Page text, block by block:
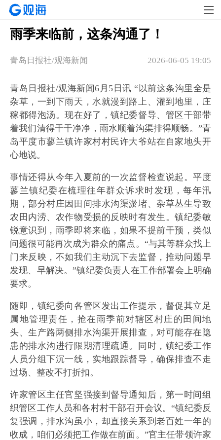
雨季来临前，这条沟通了！
2026-06-05 19:05
青岛日报社/观海新闻
青岛日报社/观海新闻6月5日讯 “以前这条沟里全是
杂草，一到下雨天，水就漫到路上、灌到地里，庄
稼都得泡汤。现在好了，镇纪委督导、管区干部带
着我们清得干干净净，雨水顺着沟渠排得顺畅。”青
岛平度市蓼兰镇许家村村民许大爷站在自家地头开
心地说。
事情还得从今年入夏前的一次监督检查说起。平度
蓼兰镇纪委在梳理往年群众诉求时发现，每年汛
期，部分村庄因田间排水沟渠淤堵、杂草丛生导致
农田内涝、农作物受损的反映时有发生。镇纪委敏
锐意识到，雨季即将来临，如果不提前干预，类似
问题很可能再次成为群众的痛点。“与其等群众找上
门来反映，不如我们主动沉下去监督，推动问题早
发现、早解决。”镇纪委负责人在工作部署会上明确
要求。
随即，镇纪委向各管区发出工作提示，督促其立足
属地管理责任，抢在雨季前对辖区村庄的田间地
头、生产路两侧排水沟渠开展排查，对可能存在隐
患的排水沟进行限期清理疏通。同时，镇纪委工作
人员分组下沉一线，实地跟踪督导，确保排查不走
过场、整改不打折扣。
许家管区主任官坚强接到督导通知后，第一时间组
织管区工作人员和各村村干部召开会议。“镇纪委反
复强调，排水沟虽小，却直接关系到老百姓一年的
收成，咱们必须把工作做在前面。”官主任带领许家